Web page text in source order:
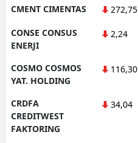
CMENT CIMENTAS 272,75
CONSE CONSUS
ENERJI
2,24
COSMO COSMOS
YAT. HOLDING
116,30
CRDFA
CREDITWEST
FAKTORING
34,04